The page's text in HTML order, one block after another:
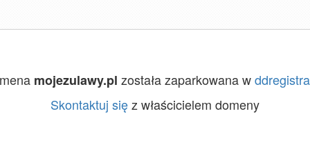
mojezulawy.pl została zaparkowana w
Skontaktuj sięz właścicielem domeny